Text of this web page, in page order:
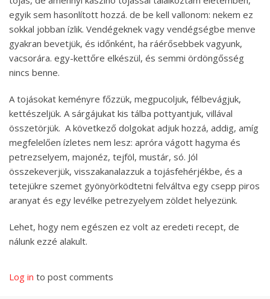
egyik sem hasonlított hozzá. de be kell vallonom: nekem ez
sokkal jobban ízlik. Vendégeknek vagy vendégségbe menve
gyakran bevetjük, és időnként, ha ráérősebbek vagyunk,
vacsorára. egy-kettőre elkészül, és semmi ördöngősség
nincs benne.
A tojásokat keményre főzzük, megpucoljuk, félbevágjuk,
kettészeljük. A sárgájukat kis tálba pottyantjuk, villával
összetörjük. A következő dolgokat adjuk hozzá, addig, amíg
megfelelően ízletes nem lesz: apróra vágott hagyma és
petrezselyem, majonéz, tejföl, mustár, só. Jól
összekeverjük, visszakanalazzuk a tojásfehérjékbe, és a
tetejükre szemet gyönyörködtetni felváltva egy csepp piros
aranyat és egy levélke petrezyelyem zöldet helyezünk.
Lehet, hogy nem egészen ez volt az eredeti recept, de
nálunk ezzé alakult.
Log in to post comments